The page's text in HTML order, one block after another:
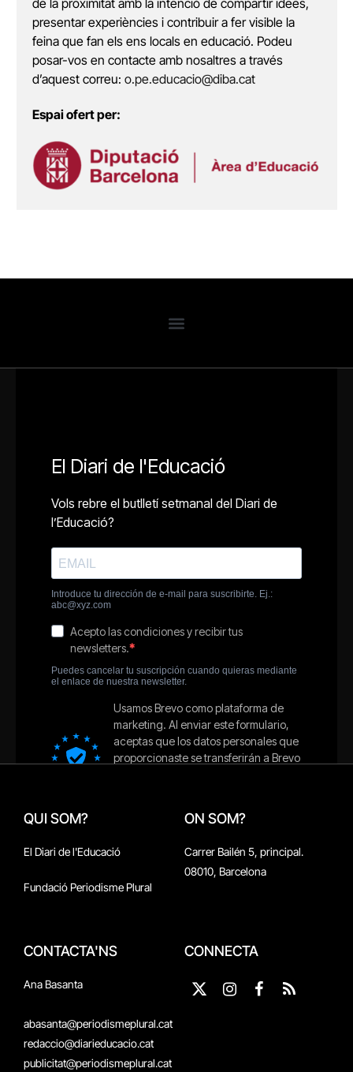
de la proximitat amb la intenció de compartir idees,
presentar experiències i contribuir a fer visible la
feina que fan els ens locals en educació. Podeu
posar-vos en contacte amb nosaltres a través
d’aquest correu: o.pe.educacio@diba.cat
Espai ofert per:
QUI SOM?
El Diari de l'Educació
Fundació Periodisme Plural
ON SOM?
Carrer Bailén 5, principal.
08010, Barcelona
CONTACTA'NS
Ana Basanta
abasanta@periodismeplural.cat
redaccio@diarieducacio.cat
publicitat@periodismeplural.cat
CONNECTA
X
InstagramFacebook
RSS